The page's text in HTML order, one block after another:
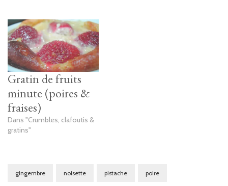
Gratin de fruits
minute (poires &
fraises)
Dans "Crumbles, clafoutis &
gratins"
gingembre noisette pistache poire